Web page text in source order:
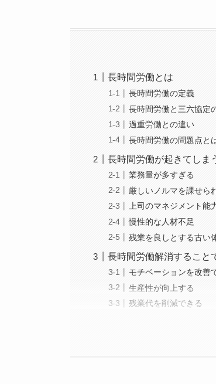
長時間労働とは
長時間労働の定義
長時間労働と三六協定
過重労働との違い
長時間労働の問題点と
長時間労働が起きてしま
業務量が多すぎる
厳しいノルマを課せら
上司のマネジメント能
慢性的な人材不足
残業を良しとする古い
長時間労働解消すること
モチベーションを改善
生産性が向上する
残業代を削減できる